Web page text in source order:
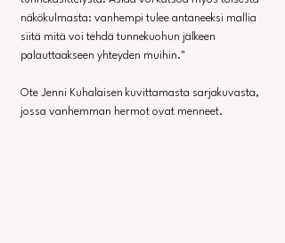
näkökulmasta: vanhempi tulee antaneeksi mallia
siitä mitä voi tehdä tunnekuohun jälkeen
palauttaakseen yhteyden muihin."
Ote Jenni Kuhalaisen kuvittamasta sarjakuvasta,
jossa vanhemman hermot ovat menneet.